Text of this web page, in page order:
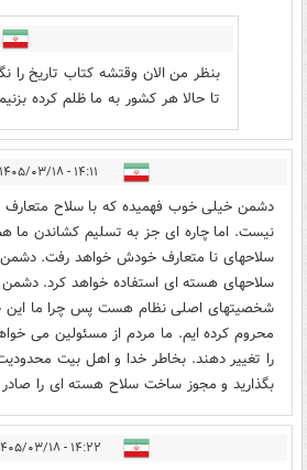
بنظر من الان وقتشه کتاب تاریخ را
تا حالا هر کشور به ما ظلم کرده
۱۴:۱۱ - ۱۴۰۵/۰۳/۱۸
دشمن خیلی خوب فهمیده که با سلاح
نیست. اما چاره ای جز به تسلیم کشاندن ما
سلاحهای نا متعارف خودش خواهد رفت. دشمن
سلاحهای هسته ای استفاده خواهد کرد.
شخصیتهای اصلی نظام هست پس چرا ما این
محروم کرده ایم. ما مردم از مسئولین می
را تغییر دهند. بخاطر خدا و اهل بیت
بگذارید و مجوز ساخت سلاح هسته ای را صادر
۱۴:۲۲ - ۱۴۰۵/۰۳/۱۸